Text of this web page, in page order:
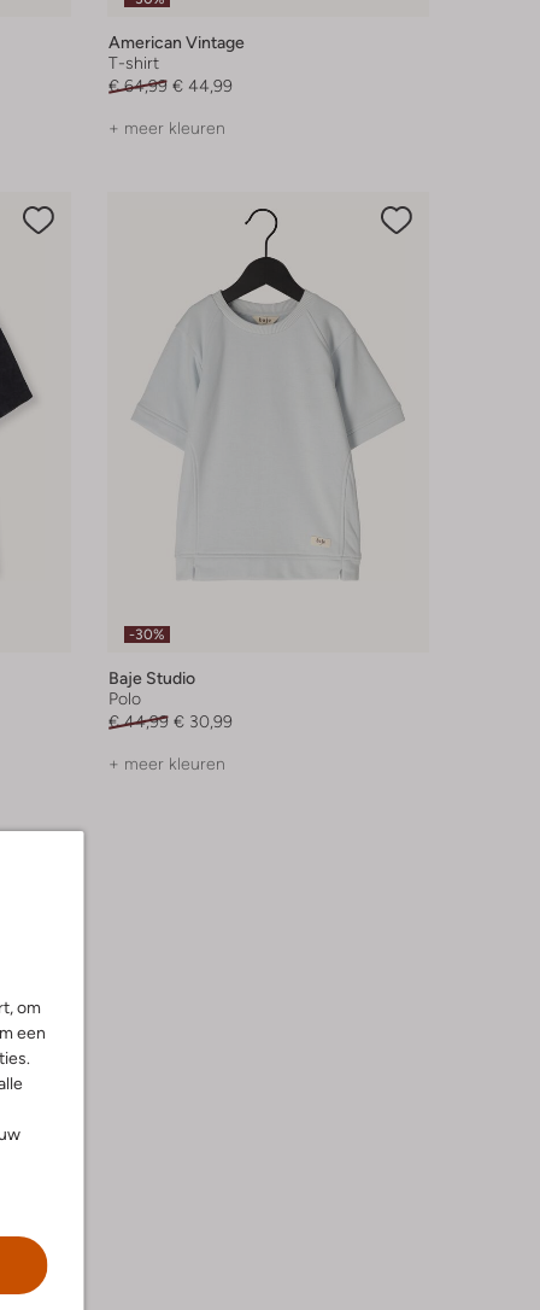
om
een
American Vintage
T-shirt
€ 64,99 € 44,99
+ meer kleuren
-30%
Baje Studio
Polo
€ 44,99 € 30,99
+ meer kleuren